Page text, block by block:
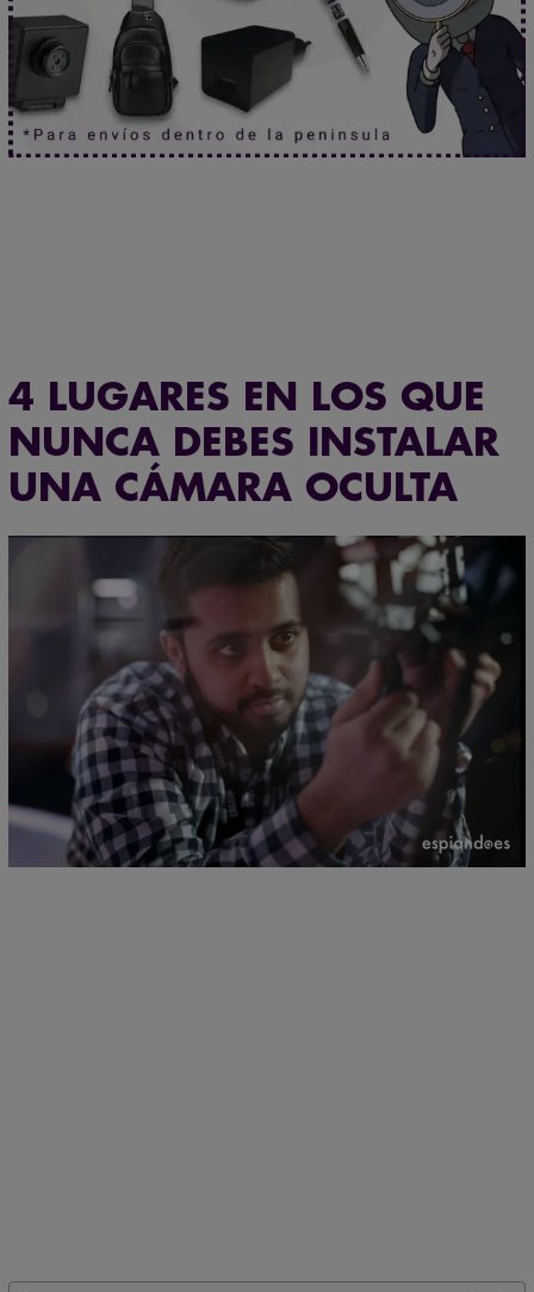
4 LUGARES EN LOS QUE
NUNCA DEBES INSTALAR
UNA CÁMARA OCULTA
¿Necesitas asesoramiento especializado?
Habla ahora
con nuestros expertos.